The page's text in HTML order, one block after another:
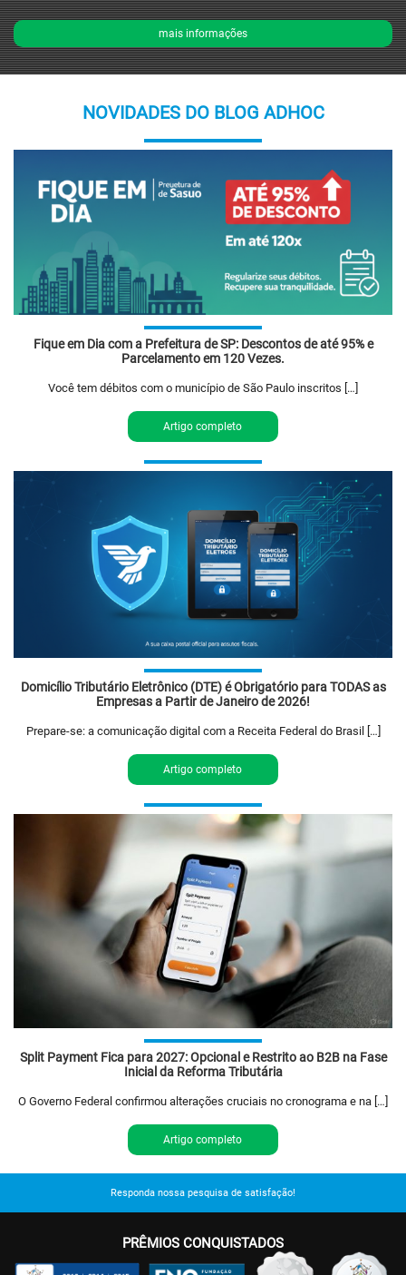
mais informações
NOVIDADES DO BLOG ADHOC
Fique em Dia com a Prefeitura de SP: Descontos de até 95% e
Parcelamento em 120 Vezes.
Você tem débitos com o município de São Paulo inscritos […]
Artigo completo
Domicílio Tributário Eletrônico (DTE) é Obrigatório para TODAS as
Empresas a Partir de Janeiro de 2026!
Prepare-se: a comunicação digital com a Receita Federal do Brasil […]
Artigo completo
Split Payment Fica para 2027: Opcional e Restrito ao B2B na Fase
Inicial da Reforma Tributária
O Governo Federal confirmou alterações cruciais no cronograma e na […]
Artigo completo
Responda nossa pesquisa de satisfação!
PRÊMIOS CONQUISTADOS